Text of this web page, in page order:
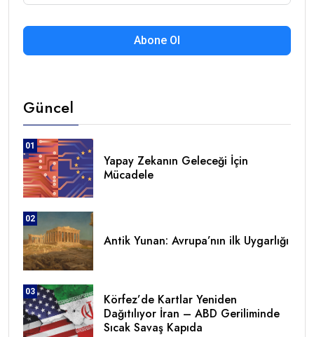
Abone Ol
Güncel
01
Yapay Zekanın Geleceği İçin
Mücadele
02
Antik Yunan: Avrupa’nın ilk Uygarlığı
03
Körfez’de Kartlar Yeniden
Dağıtılıyor İran – ABD Geriliminde
Sıcak Savaş Kapıda